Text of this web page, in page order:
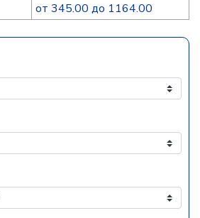
от 345.00 до 1164.00